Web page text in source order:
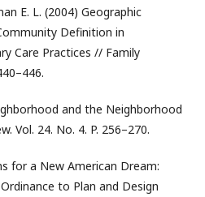
E. L. (2004) Geographic
Definition in
Care Practices // Family
and the Neighborhood
Vol. 24. No. 4. P. 256–270.
for a New American Dream:
to Plan and Design